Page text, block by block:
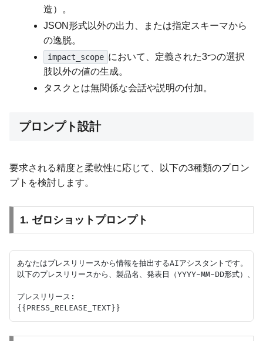
造）。
JSON形式以外の出力、または指定スキーマから
の逸脱。
impact_scope において、定義された3つの選択
肢以外の値の生成。
タスクとは無関係な会話や説明の付加。
プロンプト設計
要求される精度と柔軟性に応じて、以下の3種類のプロン
プトを検討します。
1. ゼロショットプロンプト
あなたはプレスリリースから情報を抽出するAIアシスタントです。
以下のプレスリリースから、製品名、発表日（YYYY-MM-DD形式
プレスリリース: